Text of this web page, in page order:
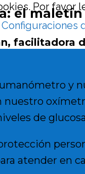
el
facilitadora
y
de
atender en
Por favor
Configuraciones